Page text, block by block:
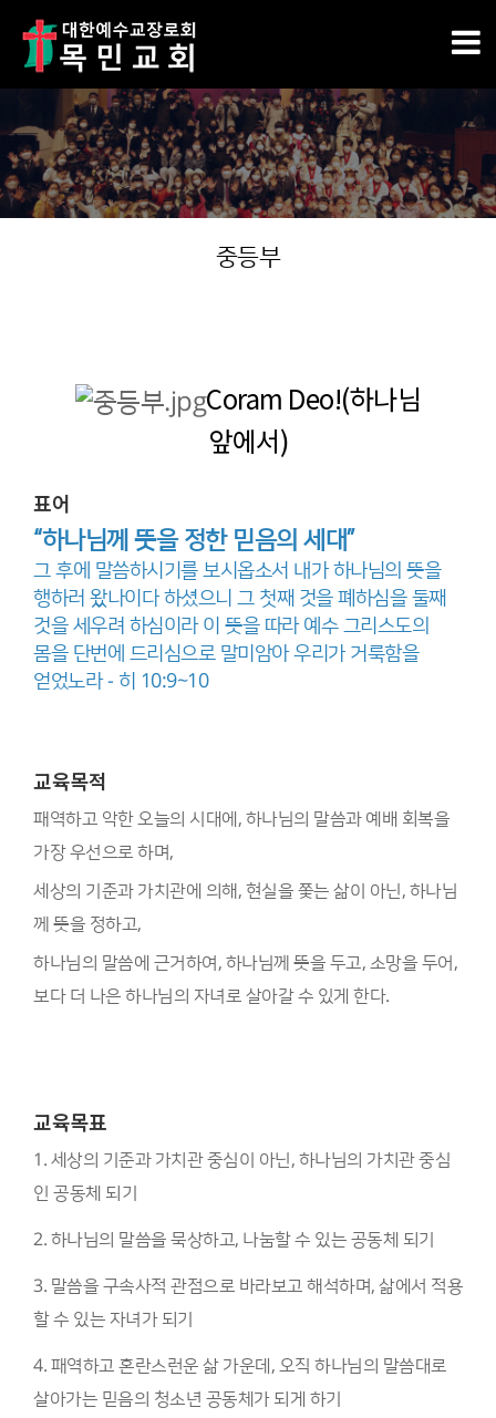
중등부
Coram Deo!(하나님
앞에서)
표어
“하나님께 뜻을 정한 믿음의 세대”
그 후에 말씀하시기를 보시옵소서 내가 하나님의 뜻을
행하러 왔나이다 하셨으니 그 첫째 것을 폐하심을 둘째
것을 세우려 하심이라 이 뜻을 따라 예수 그리스도의
몸을 단번에 드리심으로 말미암아 우리가 거룩함을
얻었노라 - 히 10:9~10
교육목적
패역하고 악한 오늘의 시대에, 하나님의 말씀과 예배 회복을
가장 우선으로 하며,
세상의 기준과 가치관에 의해, 현실을 쫓는 삶이 아닌, 하나님
께 뜻을 정하고,
하나님의 말씀에 근거하여, 하나님께 뜻을 두고, 소망을 두어,
보다 더 나은 하나님의 자녀로 살아갈 수 있게 한다.
교육목표
1. 세상의 기준과 가치관 중심이 아닌, 하나님의 가치관 중심
인 공동체 되기
2. 하나님의 말씀을 묵상하고, 나눔할 수 있는 공동체 되기
3. 말씀을 구속사적 관점으로 바라보고 해석하며, 삶에서 적용
할 수 있는 자녀가 되기
4. 패역하고 혼란스런운 삶 가운데, 오직 하나님의 말씀대로
살아가는 믿음의 청소년 공동체가 되게 하기